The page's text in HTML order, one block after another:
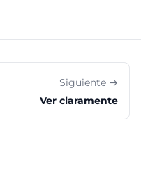
Siguiente →
Ver claramente